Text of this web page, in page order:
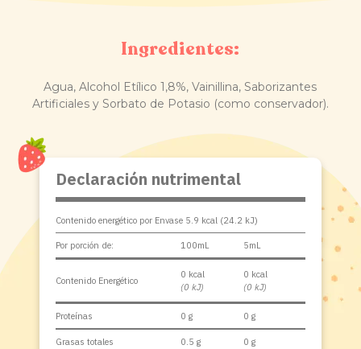
Ingredientes:
Agua, Alcohol Etílico 1,8%, Vainillina, Saborizantes
Artificiales y Sorbato de Potasio (como conservador).
Declaración nutrimental
Contenido energético por Envase 5.9 kcal (24.2 kJ)
Por porción de: 100mL 5mL
Contenido Energético
0 kcal
(0 kJ)
0 kcal
(0 kJ)
Proteínas 0 g 0 g
Grasas totales 0.5 g 0 g